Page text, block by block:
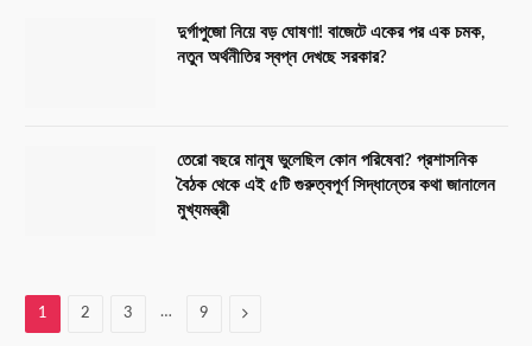
দুর্গাপুজো নিয়ে বড় ঘোষণা! বাজেটে একের পর এক চমক,
নতুন অর্থনীতির স্বপ্ন দেখছে সরকার?
তেরো বছরে মানুষ ভুলেছিল কোন পরিষেবা? প্রশাসনিক
বৈঠক থেকে এই ৫টি গুরুত্বপূর্ণ সিদ্ধান্তের কথা জানালেন
মুখ্যমন্ত্রী
1 2 3 … 9 Next